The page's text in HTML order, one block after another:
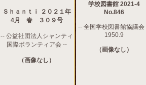
Ｓｈａｎｔｉ ２０２１年
4月 春 ３０９号
-- 公益社団法人シャンティ
国際ボランティア会 --
（画像なし）
学校図書館 2021-4
No.846
-- 全国学校図書館協議会
1950.9
（画像なし）